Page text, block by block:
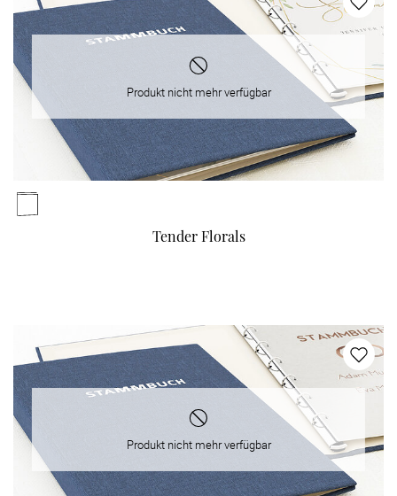
Produkt nicht mehr verfügbar
Tender Florals
Produkt nicht mehr verfügbar